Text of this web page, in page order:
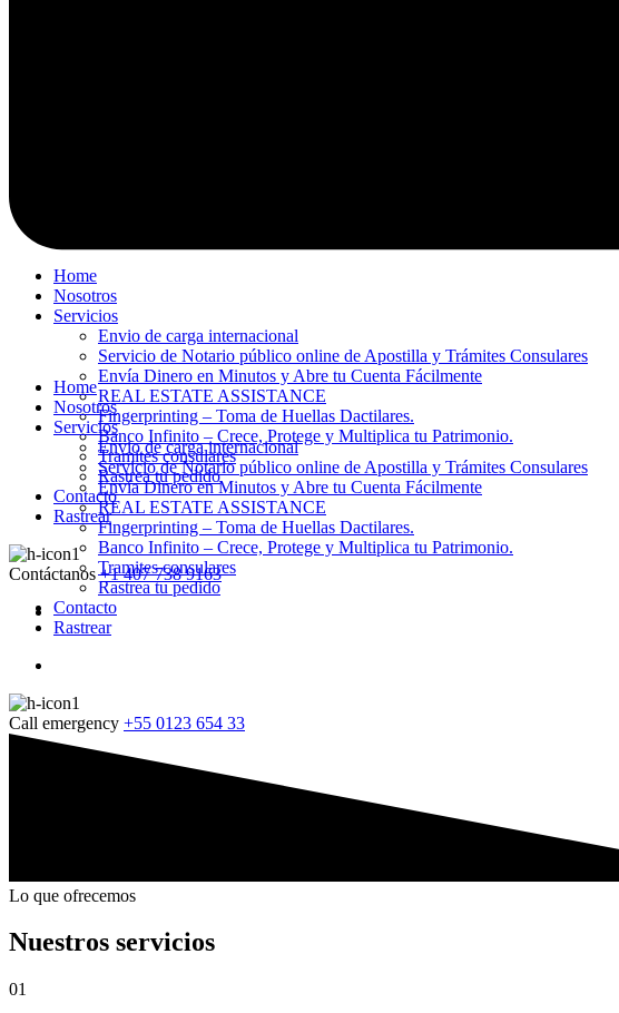
Home
Nosotros
Servicios
Envio de carga internacional
Servicio de Notario público online de Apostilla y Trámites Consulares
Envía Dinero en Minutos y Abre tu Cuenta Fácilmente
REAL ESTATE ASSISTANCE
Fingerprinting – Toma de Huellas Dactilares.
Banco Infinito – Crece, Protege y Multiplica tu Patrimonio.
Tramites consulares
Rastrea tu pedido
Contacto
Rastrear
Contáctanos +1 407 738 9163
Home
Nosotros
Servicios
Envio de carga internacional
Servicio de Notario público online de Apostilla y Trámites Consulares
Envía Dinero en Minutos y Abre tu Cuenta Fácilmente
REAL ESTATE ASSISTANCE
Fingerprinting – Toma de Huellas Dactilares.
Banco Infinito – Crece, Protege y Multiplica tu Patrimonio.
Tramites consulares
Rastrea tu pedido
Contacto
Rastrear
Call emergency +55 0123 654 33
Lo que ofrecemos
Nuestros servicios
01